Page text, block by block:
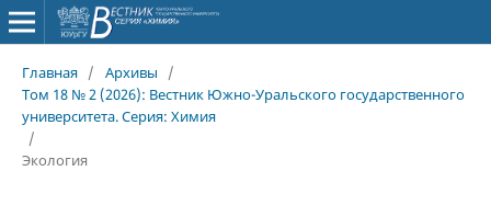
Главная / Архивы
/
Том 18 № 2 (2026): Вестник Южно-Уральского государственного
университета. Серия: Химия
/
Экология